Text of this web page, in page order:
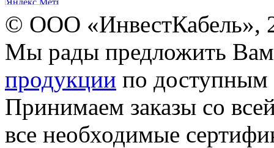
© ООО «ИнвестКабель»,
Мы рады предложить
продукции по доступным
Принимаем заказы со
все необходимые